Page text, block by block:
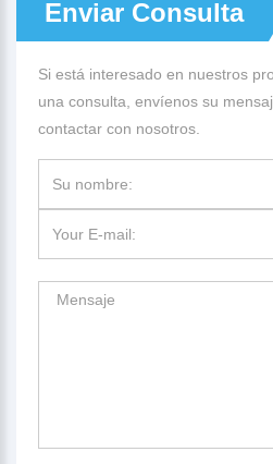
Enviar Consulta
Si está interesado en nuestros
una consulta, envíenos su
contactar con nosotros.